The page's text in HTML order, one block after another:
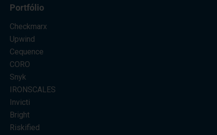
Portfólio
Checkmarx
Upwind
Cequence
CORO
Snyk
IRONSCALES
Invicti
Bright
Riskified